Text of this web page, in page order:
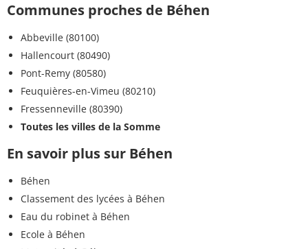
Communes proches de Béhen
Abbeville (80100)
Hallencourt (80490)
Pont-Remy (80580)
Feuquières-en-Vimeu (80210)
Fressenneville (80390)
Toutes les villes de la Somme
En savoir plus sur Béhen
Béhen
Classement des lycées à Béhen
Eau du robinet à Béhen
Ecole à Béhen